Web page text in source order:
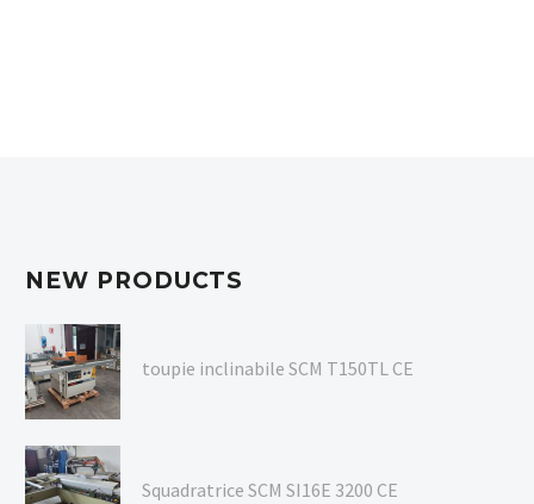
NEW PRODUCTS
toupie inclinabile SCM T150TL CE
Squadratrice SCM SI16E 3200 CE